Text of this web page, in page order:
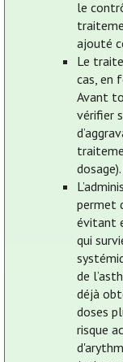
le
ajouté
Le
cas, en
Avant
vérifier
dosage).
permet
évitant
qui
de
déjà
doses
risque